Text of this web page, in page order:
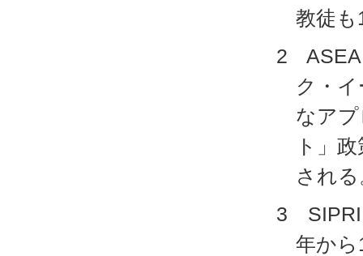
教徒も
2
ク・
なア
ト」
される
3 SIPRI
年から